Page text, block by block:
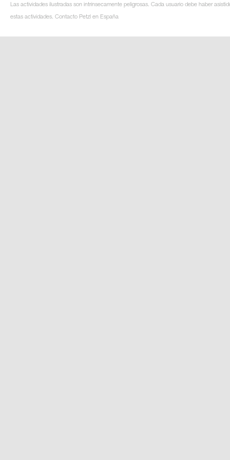
Las actividades ilustradas son intrínsecamente peligrosas. Cada usuario debe haber
estas actividades. Contacto Petzl en España